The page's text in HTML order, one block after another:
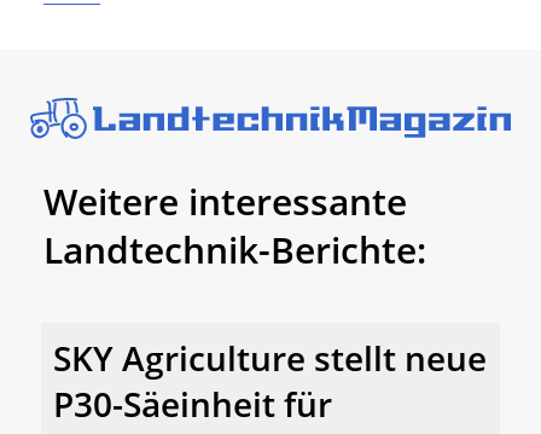
Weitere interessante
Landtechnik-Berichte:
SKY Agriculture stellt neue
P30-Säeinheit für